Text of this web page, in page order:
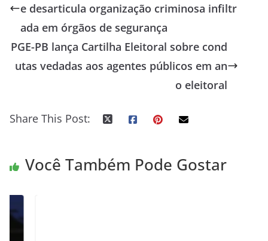
e desarticula organização criminosa infiltr
ada em órgãos de segurança
PGE-PB lança Cartilha Eleitoral sobre cond
utas vedadas aos agentes públicos em an
o eleitoral
Share This Post:
Você Também Pode Gostar